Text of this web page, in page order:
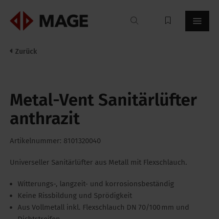
Mageroof
Zurück
Metal-Vent Sanitärlüfter
anthrazit
Artikelnummer: 8101320040
Universeller Sanitärlüfter aus Metall mit Flexschlauch.
Witterungs-, langzeit- und korrosionsbeständig
Keine Rissbildung und Sprödigkeit
Aus Vollmetall inkl. Flexschlauch DN 70/100 mm und